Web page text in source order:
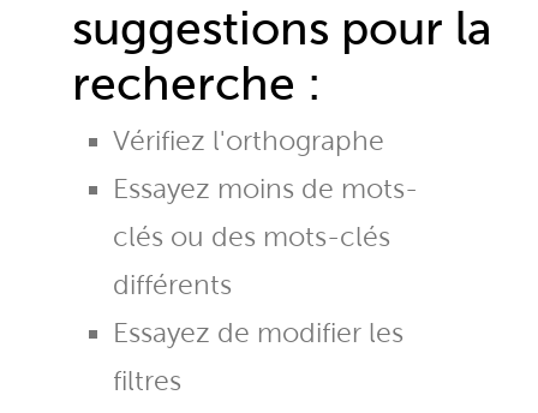
suggestions pour la
recherche :
Vérifiez l'orthographe
Essayez moins de mots-
clés ou des mots-clés
différents
Essayez de modifier les
filtres